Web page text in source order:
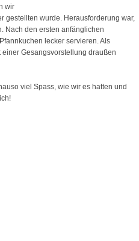
wir
gestellten wurde. Herausforderung war,
Nach den ersten anfänglichen
lecker servieren. Als
Gesangsvorstellung draußen
viel Spass, wie wir es hatten und